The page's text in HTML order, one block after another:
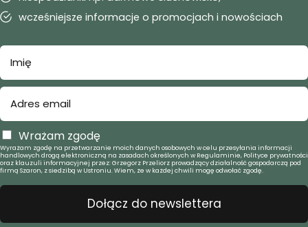
wcześniejsze informacje o promocjach i nowościach
Wrażam zgodę
Wyrażam zgodę na przetwarzanie moich danych osobowych w celu przesyłania informacji
handlowych drogą elektroniczną na zasadach określonych w Regulaminie, Polityce prywatności
oraz klauzuli informacyjnej przez: Grzegorz Przeliorz prowadzący działalność gospodarczą pod
firmą Szaron, z siedzibą w Ustroniu. Wiem, że w każdej chwili mogę odwołać zgodę.
Dołącz do newslettera